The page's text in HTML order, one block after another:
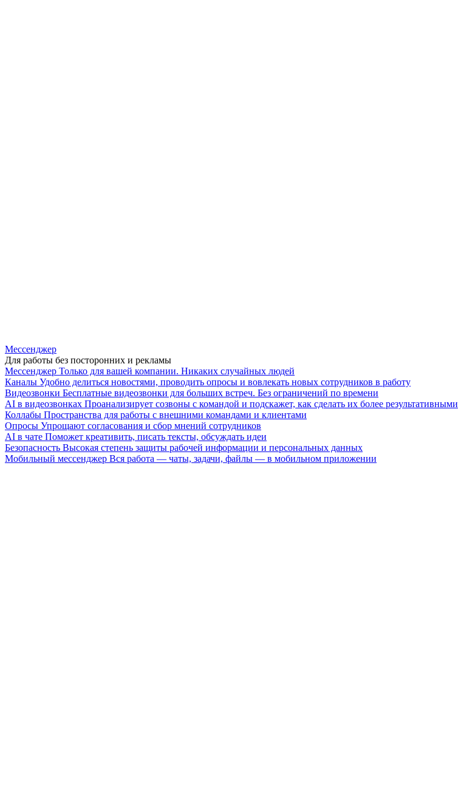
Мессенджер
Для работы без посторонних и рекламы
Мессенджер Только для вашей компании. Никаких случайных людей
Каналы Удобно делиться новостями, проводить опросы и вовлекать новых сотрудников в работу
Видеозвонки Бесплатные видеозвонки для больших встреч. Без ограничений по времени
AI в видеозвонках Проанализирует созвоны с командой и подскажет, как сделать их более результативными
Коллабы Пространства для работы с внешними командами и клиентами
Опросы Упрощают согласования и сбор мнений сотрудников
AI в чате Поможет креативить, писать тексты, обсуждать идеи
Безопасность Высокая степень защиты рабочей информации и персональных данных
Мобильный мессенджер Вся работа — чаты, задачи, файлы — в мобильном приложении